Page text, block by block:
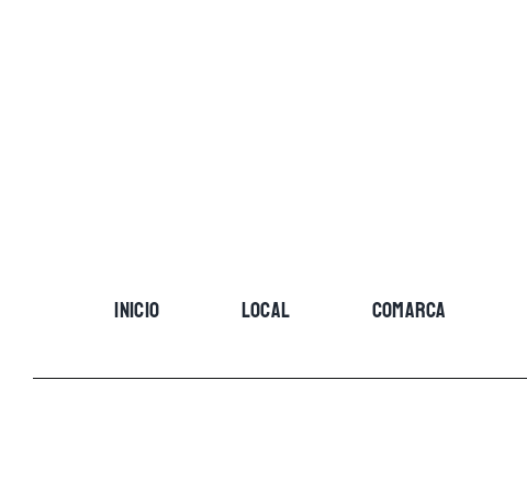
INICIO LOCAL COMARCA